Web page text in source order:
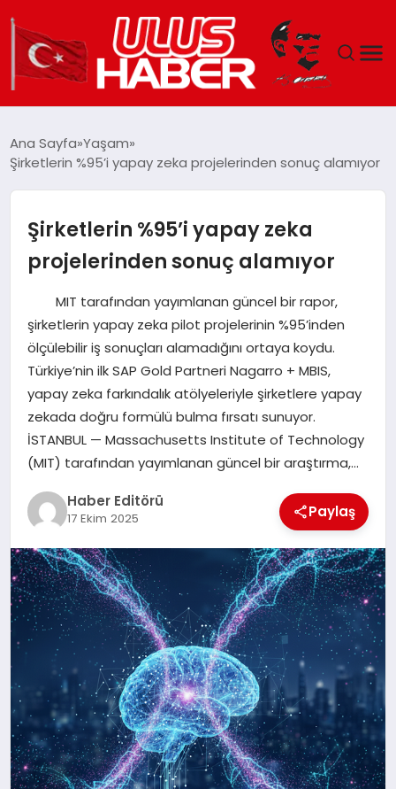
EKONOMI
SIYASET
EĞITIM
MAGAZIN
YAŞAM
Ana Sayfa Yaşam
Şirketlerin %95’i yapay zeka projelerinden sonuç alamıyor
Şirketlerin %95’i yapay zeka
projelerinden sonuç alamıyor
MIT tarafından yayımlanan güncel bir rapor,
şirketlerin yapay zeka pilot projelerinin %95’inden
ölçülebilir iş sonuçları alamadığını ortaya koydu.
Türkiye’nin ilk SAP Gold Partneri Nagarro + MBIS,
yapay zeka farkındalık atölyeleriyle şirketlere yapay
zekada doğru formülü bulma fırsatı sunuyor.
İSTANBUL — Massachusetts Institute of Technology
(MIT) tarafından yayımlanan güncel bir araştırma,…
Haber Editörü
17 Ekim 2025 Paylaş